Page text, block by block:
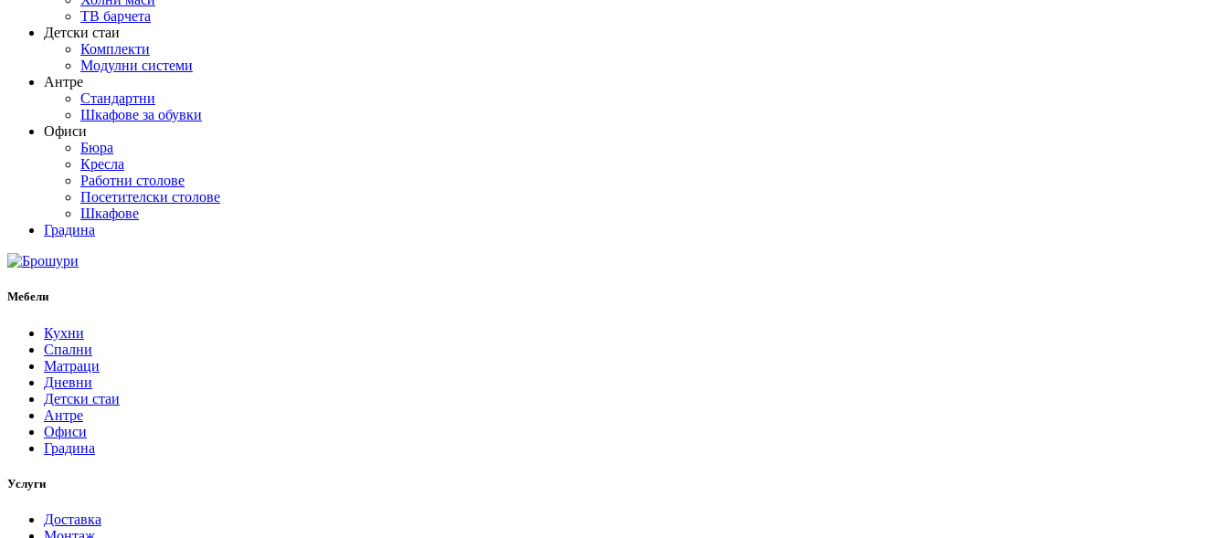
ТВ барчета
Детски стаи
Комплекти
Модулни системи
Антре
Стандартни
Шкафове за обувки
Офиси
Бюра
Кресла
Работни столове
Посетителски столове
Шкафове
Градина
Мебели
Кухни
Спални
Матраци
Дневни
Детски стаи
Антре
Офиси
Градина
Услуги
Доставка